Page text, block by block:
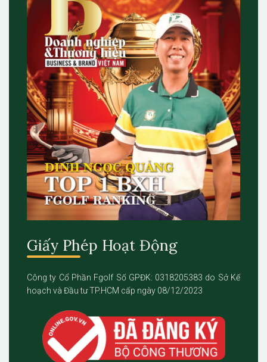
Giấy Phép Hoạt Động
Công ty Cổ Phần Fgolf Số GPĐK: 0318205383 do Sở Kế
hoạch và Đầu tư TP.HCM cấp ngày 08/12/2023